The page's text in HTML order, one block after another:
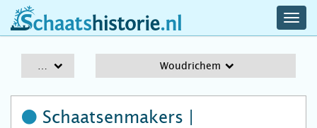
schaatshistorie.nl
Woudrichem
Schaatsenmakers |